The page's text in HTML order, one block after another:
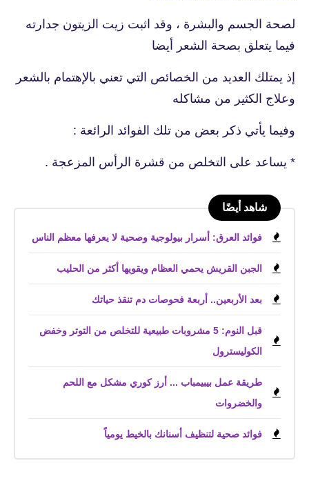
لصحة الجسم والبشرة ، وقد اثبت زيت الزيتون جدارته
فيما يتعلق بصحة الشعر أيضا
إذ يمتلك العديد من الخصائص التي تعني بالإهتمام بالشعر
وعلاج الكثير من مشاكله
وفيما يأتي ذكر بعض من تلك الفوائد الرائعة :
* يساعد على التخلص من قشرة الرأس المزعجة .
شاهد أيضًا
فوائد العرق: أسرار بيولوجية وصحية لا يعرفها معظم الناس
الجبن القريش يحمي العظام ويقويها أكثر من الحليب
بعد الأربعين.. أربعة فحوصات دم تنقذ حياتك
قبل النوم: 5 مشروبات طبيعية للتخلص من التوتر وخفض
الكوليسترول
طريقة عمل بيبيمباب ... أرز كوري مشكل مع اللحم
والخضروات
فوائد صحية لتنظيف أسنانك بالخيط يومياً